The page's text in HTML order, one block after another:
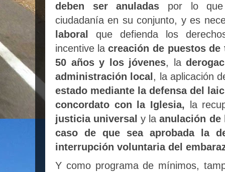
deben ser anuladas por lo que
ciudadanía en su conjunto, y es
laboral
que defienda los
incentive lacreación de puestos
50 años y los jóvenes, la
administración local , la aplicación
estado mediante la defensa del
concordato con la Iglesia, la
justicia universal y laanulación de
caso de que sea aprobada la
interrupción voluntaria del
Y como programa de mínimos,